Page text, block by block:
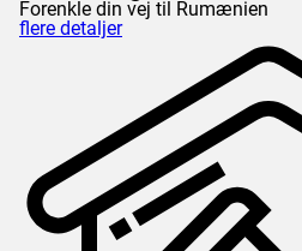
Forenkle din vej til Rumænien
flere detaljer